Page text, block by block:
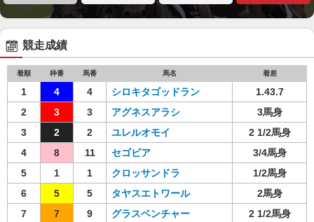
競走成績
着順 枠番 馬番 馬名 着差
1 4 4 シロキタゴッドラン
1.43.7
2
3 3 アグネスアラシ
3馬身
3
2 2 ユレルオモイ
2 1/2馬身
4
8 11 セゴビア
3/4馬身
5
1 1 クロッサンドラ
1/2馬身
6
5 5 タヤスエトワール
2馬身
7
7 9 グラスベンチャー
2 1/2馬身